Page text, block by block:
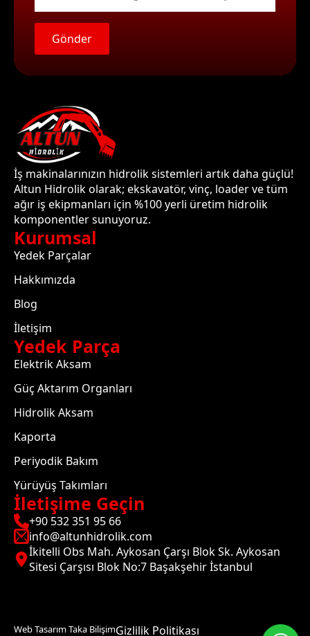
Gönder
İş makinalarınızın hidrolik sistemleri artık daha güçlü!
Altun Hidrolik olarak; ekskavatör, vinç, loader ve tüm
ağır iş ekipmanları için %100 yerli üretim hidrolik
komponentler sunuyoruz.
Kurumsal
Yedek Parçalar
Hakkımızda
Blog
İletişim
Yedek Parça
Elektrik Aksam
Güç Aktarım Organları
Hidrolik Aksam
Kaporta
Periyodik Bakım
Yürüyüş Takımları
İletişime Geçin
+90 532 351 95 66
info@altunhidrolik.com
İkitelli Obs Mah. Aykosan Çarşı Blok Sk. Aykosan
Sitesi Çarşısı Blok No:7 Başakşehir İstanbul
Web Tasarım Taka BilişimGizlilik Politikası